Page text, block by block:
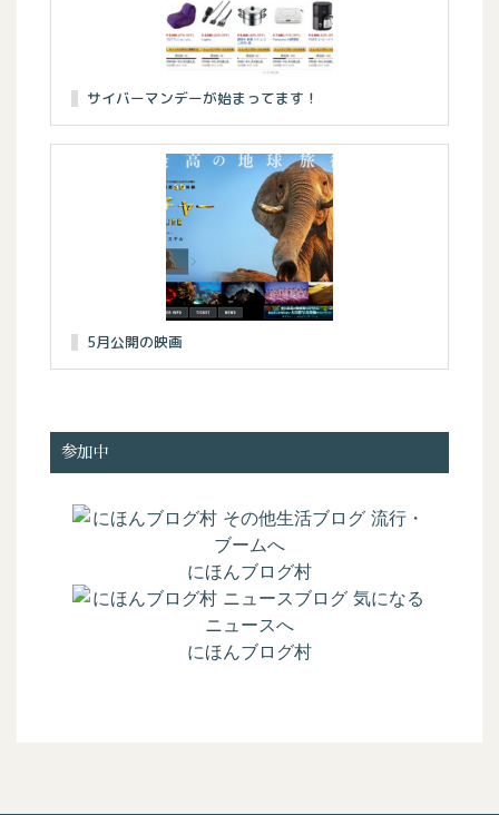
サイバーマンデーが始まってます！
5月公開の映画
参加中
にほんブログ村
にほんブログ村